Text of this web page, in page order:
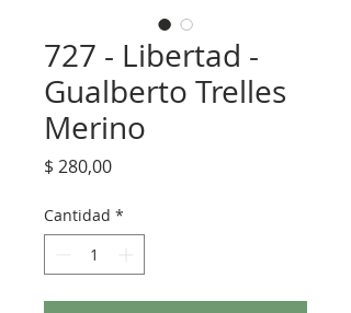
727 - Libertad -
Gualberto Trelles
Merino
$ 280,00Precio
Cantidad *